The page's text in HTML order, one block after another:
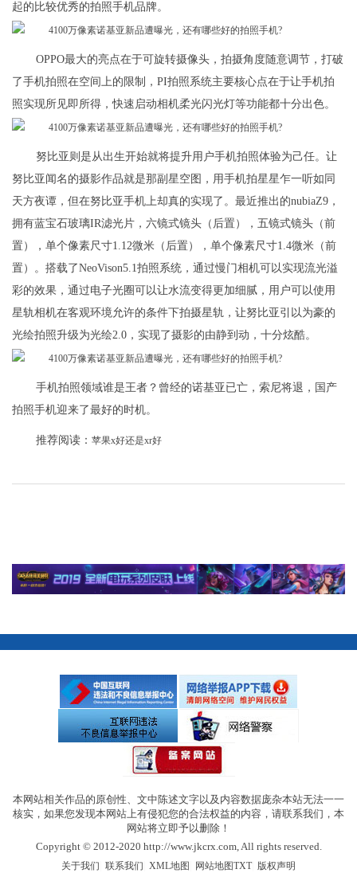
起的比较优秀的拍照手机品牌。
OPPO最大的亮点在于可旋转摄像头，拍摄角度随意调节，打破
了手机拍照在空间上的限制，PI拍照系统主要核心点在于让手机拍
照实现所见即所得，快速启动相机柔光闪光灯等功能都十分出色。
努比亚则是从出生开始就将提升用户手机拍照体验为己任。让
努比亚闻名的摄影作品就是那副星空图，用手机拍星星乍一听如同
天方夜谭，但在努比亚手机上却真的实现了。最近推出的nubiaZ9，
拥有蓝宝石玻璃IR滤光片，六镜式镜头（后置），五镜式镜头（前
置），单个像素尺寸1.12微米（后置），单个像素尺寸1.4微米（前
置）。搭载了NeoVison5.1拍照系统，通过慢门相机可以实现流光溢
彩的效果，通过电子光圈可以让水流变得更加细腻，用户可以使用
星轨相机在客观环境允许的条件下拍摄星轨，让努比亚引以为豪的
光绘拍照升级为光绘2.0，实现了摄影的由静到动，十分炫酷。
手机拍照领域谁是王者？曾经的诺基亚已亡，索尼将退，国产
拍照手机迎来了最好的时机。
推荐阅读： 苹果x好还是xr好
本网站相关作品的原创性、文中陈述文字以及内容数据庞杂本站无法一一
核实，如果您发现本网站上有侵犯您的合法权益的内容，请联系我们，本
网站将立即予以删除！
Copyright © 2012-2020 http://www.jkcrx.com, All rights reserved.
关于我们 联系我们 XML地图 网站地图TXT| 版权声明